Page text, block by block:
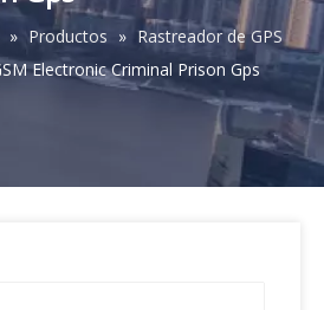
» Productos » Rastreador de GPS
Electronic Criminal Prison Gps